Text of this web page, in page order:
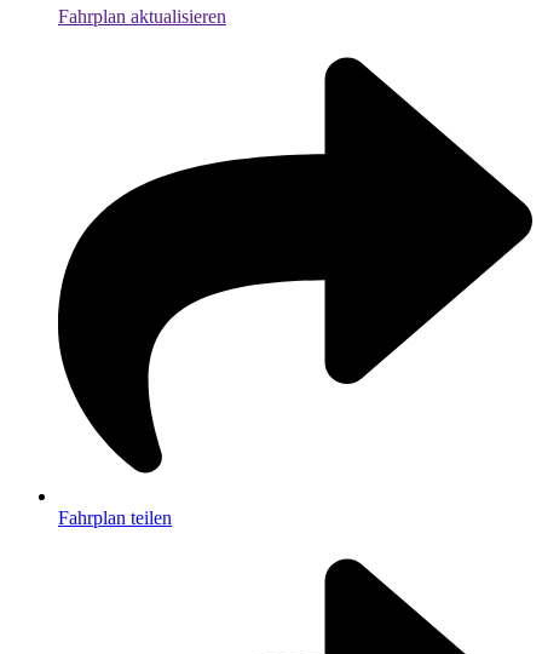
Fahrplan aktualisieren
Fahrplan teilen